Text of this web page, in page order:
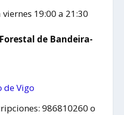
19:00 a 21:30
de Bandeira-
de Vigo
986810260 o